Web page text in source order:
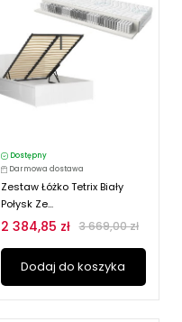
Dostępny
Darmowa dostawa
Zestaw Łóżko Tetrix Biały
Połysk Ze...
2 384,85 zł 3 669,00 zł
Dodaj do koszyka